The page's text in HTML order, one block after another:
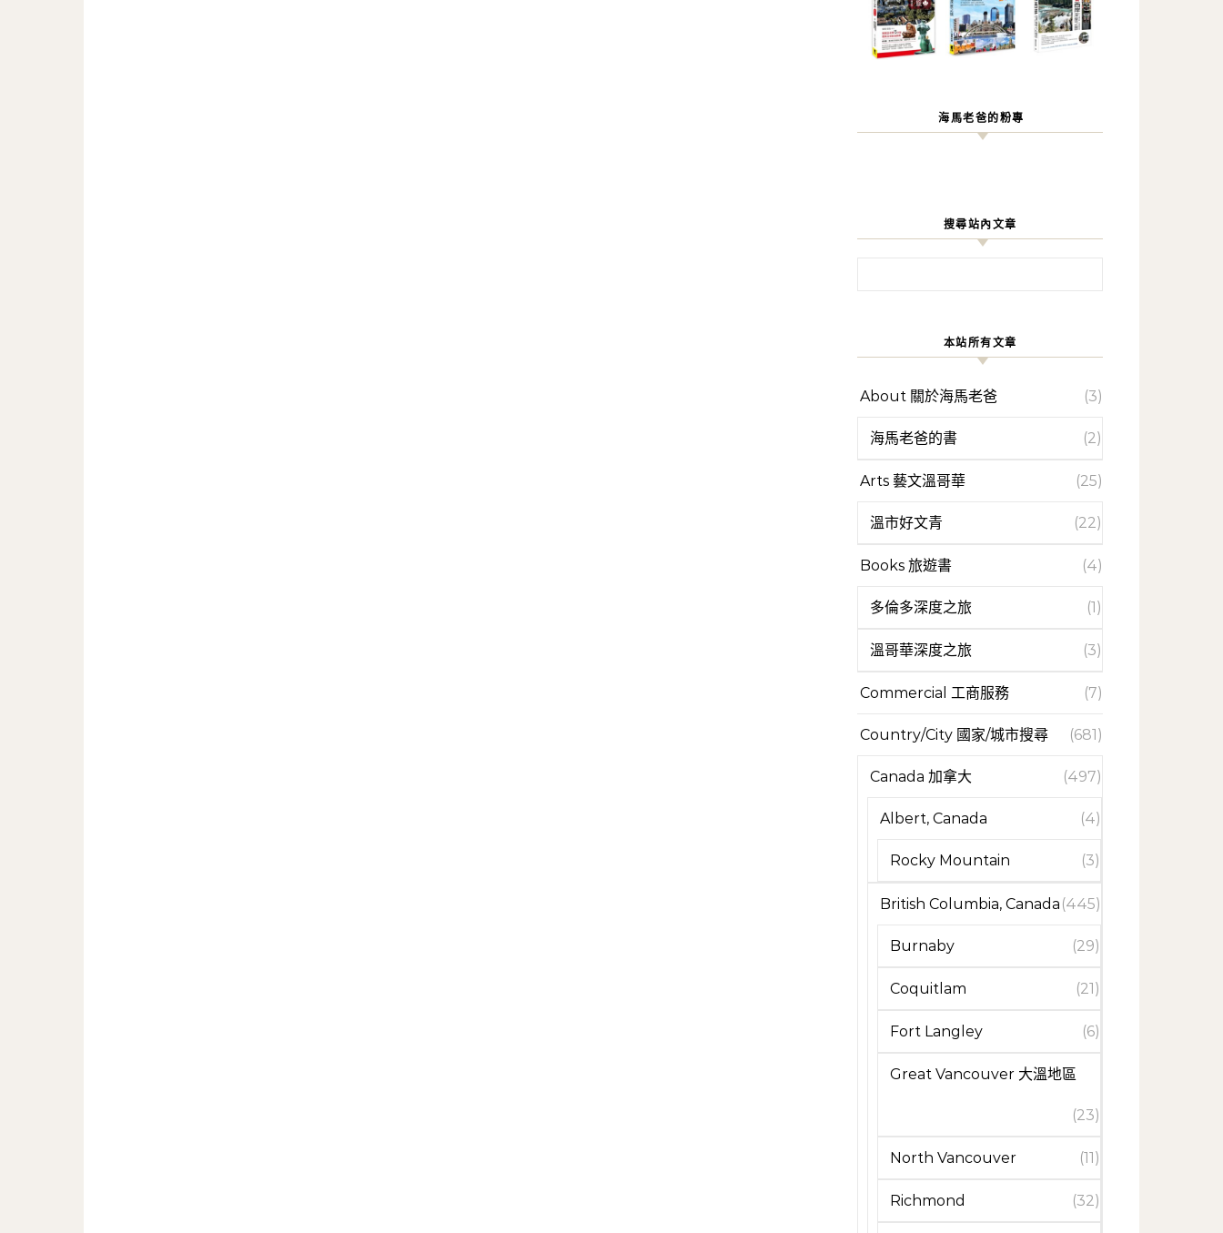
海馬老爸的粉專
搜尋站內文章
本站所有文章
About 關於海馬老爸 (3)
海馬老爸的書 (2)
Arts 藝文溫哥華 (25)
溫市好文青 (22)
Books 旅遊書 (4)
多倫多深度之旅 (1)
溫哥華深度之旅 (3)
Commercial 工商服務 (7)
Country/City 國家/城市搜尋 (681)
Canada 加拿大 (497)
Albert, Canada (4)
Rocky Mountain (3)
British Columbia, Canada (445)
Burnaby (29)
Coquitlam (21)
Fort Langley (6)
Great Vancouver 大溫地區
(23)
North Vancouver (11)
Richmond (32)